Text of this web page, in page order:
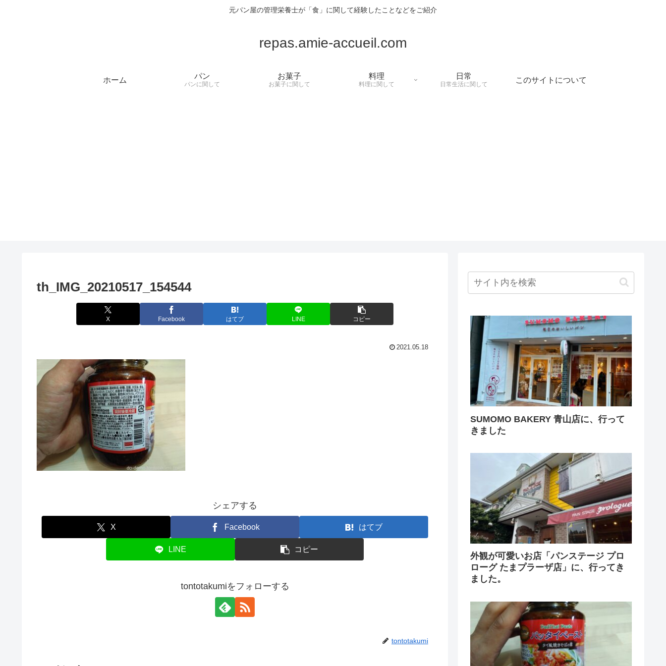
元パン屋の管理栄養士が「食」に関して経験したことなどをご紹介
repas.amie-accueil.com
ホーム
パン
パンに関して
お菓子
お菓子に関して
料理
料理に関して
日常
日常生活に関して
このサイトについて
th_IMG_20210517_154544
X Facebook はてブ LINE コピー
2021.05.18
シェアする
X Facebook はてブ
LINE コピー
tontotakumiをフォローする
tontotakumi
SUMOMO BAKERY 青山店に、行って
きました
外観が可愛いお店「パンステージ プロ
ローグ たまプラーザ店」に、行ってき
ました。